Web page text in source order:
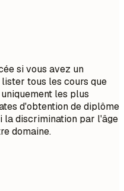
si vous avez un
tous les cours que
les plus
d'obtention de diplôme
la discrimination par l'âge
domaine.